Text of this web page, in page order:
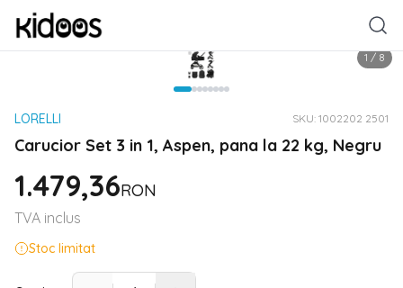
1 / 8
LORELLI SKU: 1002202 2501
Carucior Set 3 in 1, Aspen, pana la 22 kg, Negru
1.479,36RON
TVA inclus
Stoc limitat